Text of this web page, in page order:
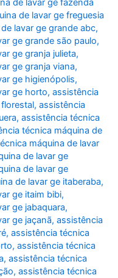
de lavar ge fazenda
de lavar ge freguesia
lavar ge grande abc,
ge grande são paulo,
ge granja julieta,
ge granja viana,
ge higienópolis,
ge horto,assistência
,assistência
,assistência técnica
técnica máquina de
máquina de lavar
de lavar ge
de lavar ge
de lavar ge itaberaba,
ge itaim bibi,
ge jabaquara,
ge jaçanã,assistência
,assistência técnica
,assistência técnica
,assistência técnica
,assistência técnica